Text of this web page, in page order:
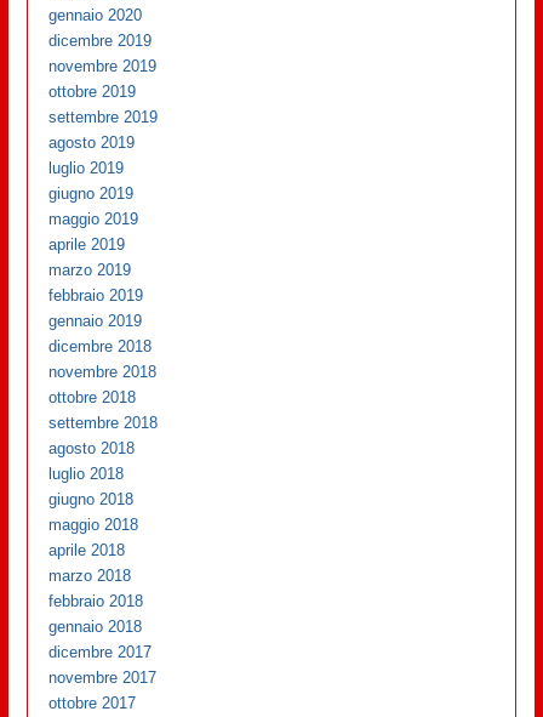
gennaio 2020
dicembre 2019
novembre 2019
ottobre 2019
settembre 2019
agosto 2019
luglio 2019
giugno 2019
maggio 2019
aprile 2019
marzo 2019
febbraio 2019
gennaio 2019
dicembre 2018
novembre 2018
ottobre 2018
settembre 2018
agosto 2018
luglio 2018
giugno 2018
maggio 2018
aprile 2018
marzo 2018
febbraio 2018
gennaio 2018
dicembre 2017
novembre 2017
ottobre 2017